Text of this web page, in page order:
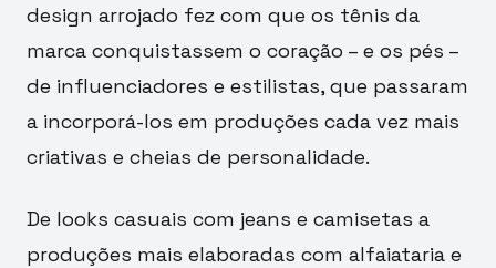
design arrojado fez com que os tênis da
marca conquistassem o coração – e os pés –
de influenciadores e estilistas, que passaram
a incorporá-los em produções cada vez mais
criativas e cheias de personalidade.
De looks casuais com jeans e camisetas a
produções mais elaboradas com alfaiataria e